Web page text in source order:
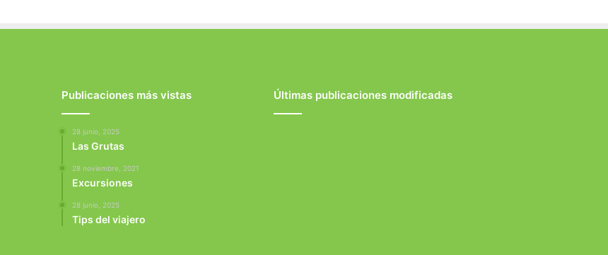
Publicaciones más vistas
28 junio, 2025
Las Grutas
28 noviembre, 2021
Excursiones
28 junio, 2025
Tips del viajero
Últimas publicaciones modificadas